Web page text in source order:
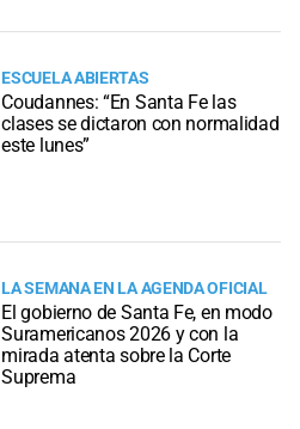
ESCUELA ABIERTAS
Coudannes: “En Santa Fe las
clases se dictaron con normalidad
este lunes”
LA SEMANA EN LA AGENDA OFICIAL
El gobierno de Santa Fe, en modo
Suramericanos 2026 y con la
mirada atenta sobre la Corte
Suprema